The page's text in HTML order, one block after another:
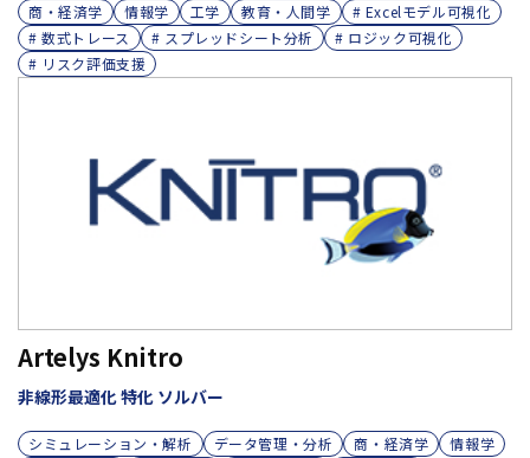
商・経済学
情報学 工学 教育・人間学
# Excelモデル可視化
# 数式トレース
# スプレッドシート分析
# ロジック可視化
# リスク評価支援
Artelys Knitro
非線形最適化 特化 ソルバー
シミュレーション・解析 データ管理・分析 商・経済学
情報学